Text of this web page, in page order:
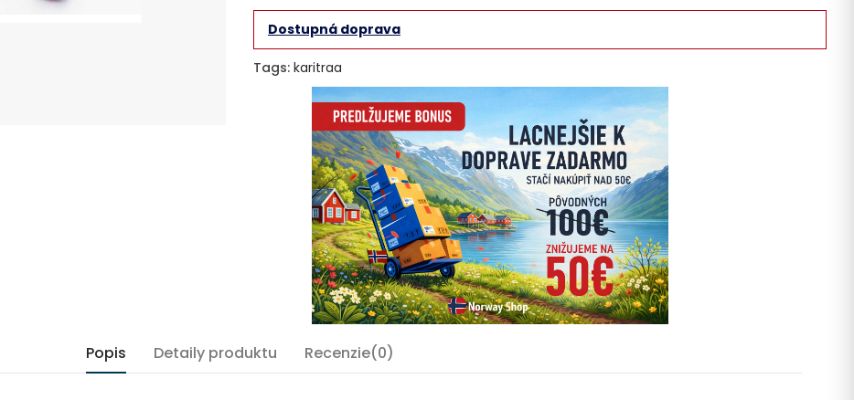
Dostupná doprava
Tags: karitraa
Popis Detaily produktu Recenzie(0)